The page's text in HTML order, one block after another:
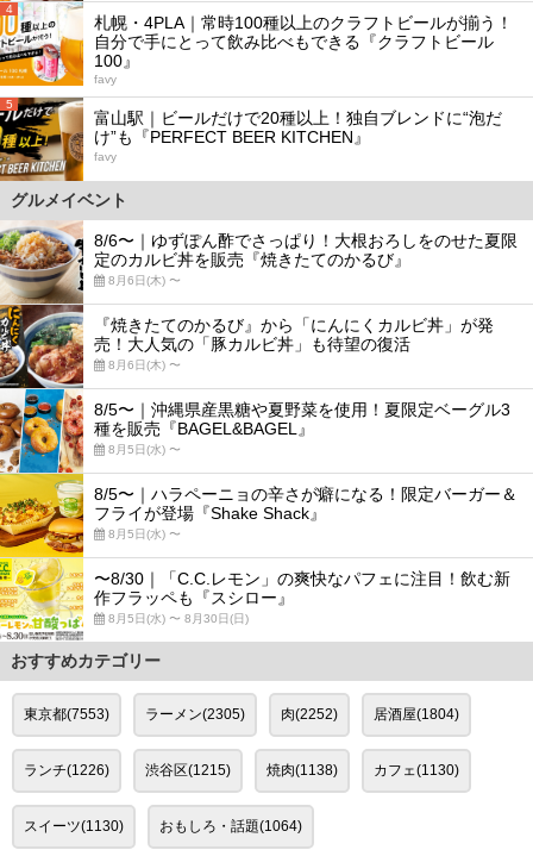
4
札幌・4PLA｜常時100種以上のクラフトビールが揃う！
自分で手にとって飲み比べもできる『クラフトビール
100』
favy
5
富山駅｜ビールだけで20種以上！独自ブレンドに“泡だ
け”も『PERFECT BEER KITCHEN』
favy
グルメイベント
8/6〜｜ゆずぽん酢でさっぱり！大根おろしをのせた夏限
定のカルビ丼を販売『焼きたてのかるび』
8月6日(木) 〜
『焼きたてのかるび』から「にんにくカルビ丼」が発
売！大人気の「豚カルビ丼」も待望の復活
8月6日(木) 〜
8/5〜｜沖縄県産黒糖や夏野菜を使用！夏限定ベーグル3
種を販売『BAGEL&BAGEL』
8月5日(水) 〜
8/5〜｜ハラペーニョの辛さが癖になる！限定バーガー＆
フライが登場『Shake Shack』
8月5日(水) 〜
〜8/30｜「C.C.レモン」の爽快なパフェに注目！飲む新
作フラッペも『スシロー』
8月5日(水) 〜 8月30日(日)
おすすめカテゴリー
東京都(7553) ラーメン(2305) 肉(2252) 居酒屋(1804)
ランチ(1226) 渋谷区(1215) 焼肉(1138) カフェ(1130)
スイーツ(1130) おもしろ・話題(1064)